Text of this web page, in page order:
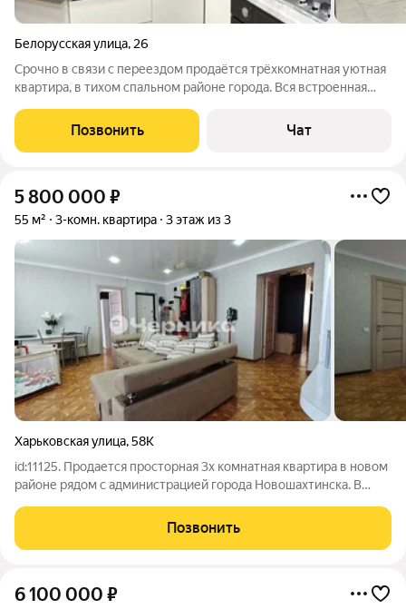
Белорусская улица, 26
Срочно в связи с переездом продаётся трёхкомнатная уютная
квартира, в тихом спальном районе города. Вся встроенная
ямой не далеко от дома, все вопросы в личку.
Позвонить Чат
5 800 000 ₽
55 м² 3-комн. квартира 3 этаж из 3
Харьковская улица,58К
id:11125. Продается просторная 3х комнатная квартира в новом
районе рядом с администрацией города Новошахтинска. В
комнате, возле входной двери. Самоотопление - навесной
газовый котёл.
Позвонить
6 100 000 ₽